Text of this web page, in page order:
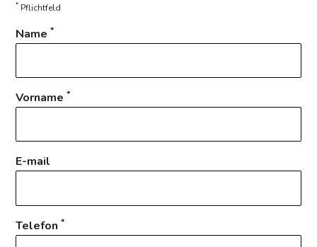
* Pflichtfeld
Name*
Vorname*
E-mail
Telefon*